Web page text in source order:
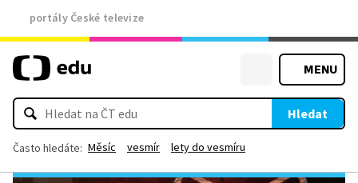
portály České televize
MENU
Hledat
Často hledáte: Měsíc vesmír lety do vesmíru